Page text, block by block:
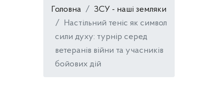
Головна
ЗСУ - наші земляки
Настільний теніс як символ
сили духу: турнір серед
ветеранів війни та учасників
бойових дій